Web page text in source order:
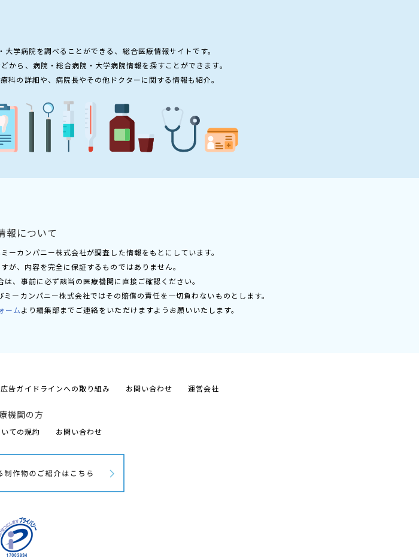
学病院を調べることができる、総合医療情報サイトです。
から、病院・総合病院・大学病院情報を探すことができます。
科の詳細や、病院長やその他ドクターに関する情報も紹介。
報について
ーカンパニー株式会社が調査した情報をもとにしています。
が、内容を完全に保証するものではありません。
、事前に必ず該当の医療機関に直接ご確認ください。
ーカンパニー株式会社ではその賠償の責任を一切負わないものとします。
ームより編集部までご連絡をいただけますようお願いいたします。
告ガイドラインへの取り組み お問い合わせ 運営会社
機関の方
ての規約 お問い合わせ